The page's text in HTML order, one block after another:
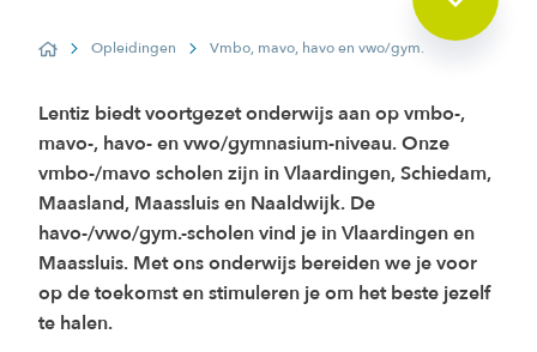
HomeOpleidingen Vmbo, mavo, havo en vwo/gym.
Lentiz biedt voortgezet onderwijs aan op vmbo-,
mavo-, havo- en vwo/gymnasium-niveau. Onze
vmbo-/mavo scholen zijn in Vlaardingen, Schiedam,
Maasland, Maassluis en Naaldwijk. De
havo-/vwo/gym.-scholen vind je in Vlaardingen en
Maassluis. Met ons onderwijs bereiden we je voor
op de toekomst en stimuleren je om het beste jezelf
te halen.